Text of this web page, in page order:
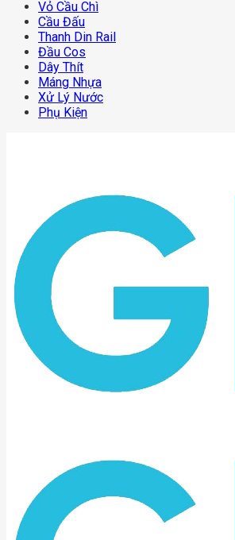
Vỏ Cầu Chì
Cầu Đấu
Thanh Din Rail
Đầu Cos
Dây Thít
Máng Nhựa
Xử Lý Nước
Phụ Kiện